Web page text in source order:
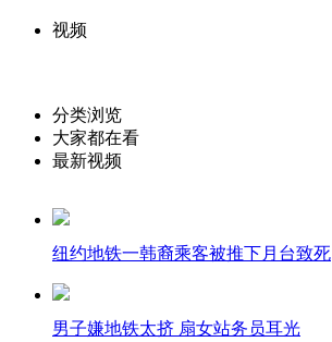
视频
分类浏览
大家都在看
最新视频
纽约地铁一韩裔乘客被推下月台致死
男子嫌地铁太挤 扇女站务员耳光